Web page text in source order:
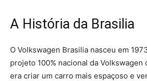
A História da Brasilia
O Volkswagen Brasilia nasceu em
projeto 100% nacional da Volkswagen
era criar um carro mais espaçoso e